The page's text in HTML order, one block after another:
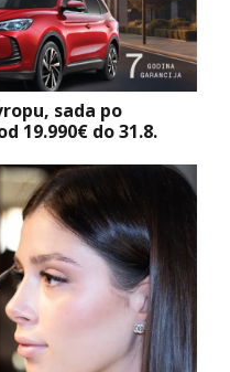
sada po
19.990€ do 31.8.